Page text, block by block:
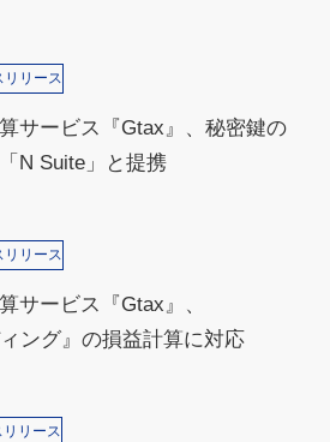
リリース
サービス『Gtax』、秘密鍵の
N Suite」と提携
リリース
サービス『Gtax』、
ィング』の損益計算に対応
リリース